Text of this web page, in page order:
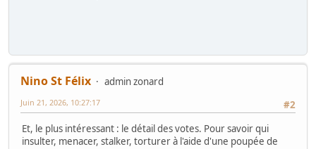
Nino St Félix
admin zonard
#2
Juin 21, 2026, 10:27:17
Et, le plus intéressant : le détail des votes. Pour savoir qui
insulter, menacer, stalker, torturer à l'aide d'une poupée de